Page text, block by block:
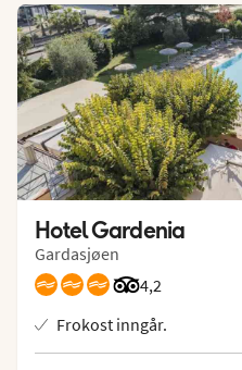
Hotel Gardenia
Gardasjøen
4,2
Vurdering fra
Frokost inngår.